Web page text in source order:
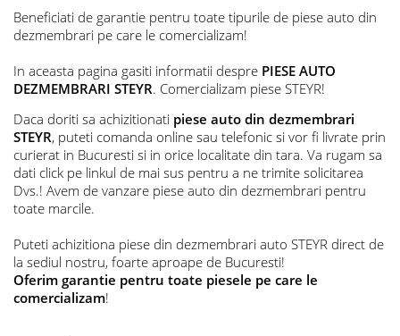
Beneficiati de garantie pentru toate tipurile de piese auto din
dezmembrari pe care le comercializam!
In aceasta pagina gasiti informatii despre PIESE AUTO
DEZMEMBRARI STEYR. Comercializam piese STEYR!
Daca doriti sa achizitionati piese auto din dezmembrari
STEYR, puteti comanda online sau telefonic si vor fi livrate prin
curierat in Bucuresti si in orice localitate din tara. Va rugam sa
dati click pe linkul de mai sus pentru a ne trimite solicitarea
Dvs.! Avem de vanzare piese auto din dezmembrari pentru
toate marcile.
Puteti achizitiona piese din dezmembrari auto STEYR direct de
la sediul nostru, foarte aproape de Bucuresti!
Oferim garantie pentru toate piesele pe care le
comercializam!